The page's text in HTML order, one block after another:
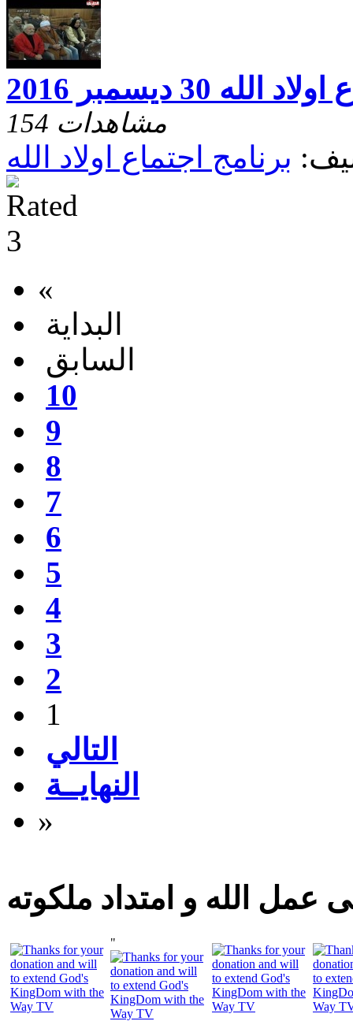
الله 30 ديسمبر 2016
154 مشاهدات
برنامج اجتماع اولاد الله
«
البداية
السابق
10
9
8
7
6
5
4
3
2
1
التالي
النهايــة
»
عمل الله و امتداد ملكوته
"